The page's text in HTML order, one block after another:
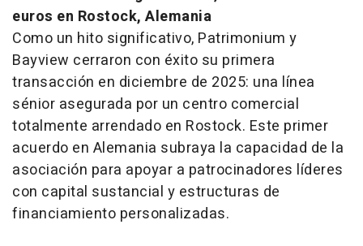
euros en Rostock, Alemania
Como un hito significativo, Patrimonium y
Bayview cerraron con éxito su primera
transacción en diciembre de 2025: una línea
sénior asegurada por un centro comercial
totalmente arrendado en Rostock. Este primer
acuerdo en Alemania subraya la capacidad de la
asociación para apoyar a patrocinadores líderes
con capital sustancial y estructuras de
financiamiento personalizadas.